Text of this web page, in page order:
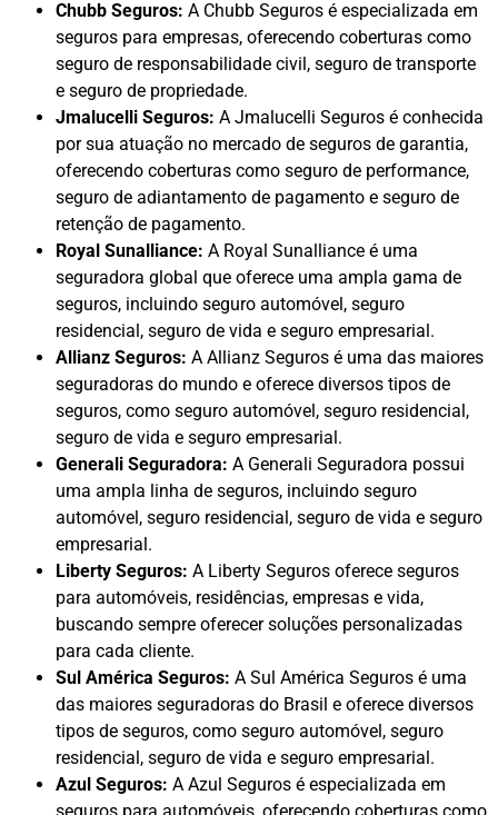
Chubb Seguros: A Chubb Seguros é especializada em
seguros para empresas, oferecendo coberturas como
seguro de responsabilidade civil, seguro de transporte
e seguro de propriedade.
Jmalucelli Seguros: A Jmalucelli Seguros é conhecida
por sua atuação no mercado de seguros de garantia,
oferecendo coberturas como seguro de performance,
seguro de adiantamento de pagamento e seguro de
retenção de pagamento.
Royal Sunalliance: A Royal Sunalliance é uma
seguradora global que oferece uma ampla gama de
seguros, incluindo seguro automóvel, seguro
residencial, seguro de vida e seguro empresarial.
Allianz Seguros: A Allianz Seguros é uma das maiores
seguradoras do mundo e oferece diversos tipos de
seguros, como seguro automóvel, seguro residencial,
seguro de vida e seguro empresarial.
Generali Seguradora: A Generali Seguradora possui
uma ampla linha de seguros, incluindo seguro
automóvel, seguro residencial, seguro de vida e seguro
empresarial.
Liberty Seguros: A Liberty Seguros oferece seguros
para automóveis, residências, empresas e vida,
buscando sempre oferecer soluções personalizadas
para cada cliente.
Sul América Seguros: A Sul América Seguros é uma
das maiores seguradoras do Brasil e oferece diversos
tipos de seguros, como seguro automóvel, seguro
residencial, seguro de vida e seguro empresarial.
Azul Seguros: A Azul Seguros é especializada em
seguros para automóveis, oferecendo coberturas como